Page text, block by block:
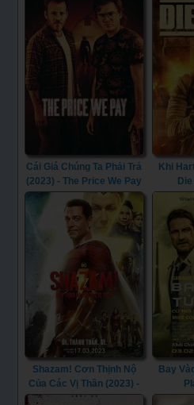
Cái Giá Chúng Ta Phải Trả
(2023) - The Price We Pay
(2023)
Khi
Shazam! Cơn Thịnh Nộ
Của Các Vị Thần (2023) -
Shazam! Fury of the Gods
Bay